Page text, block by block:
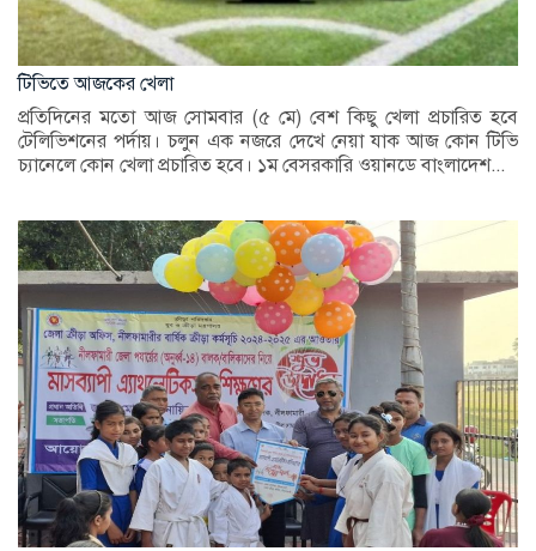
টিভিতে আজকের খেলা
প্রতিদিনের মতো আজ সোমবার (৫ মে) বেশ কিছু খেলা প্রচারিত হবে
টেলিভিশনের পর্দায়। চলুন এক নজরে দেখে নেয়া যাক আজ কোন টিভি
চ্যানেলে কোন খেলা প্রচারিত হবে। ১ম বেসরকারি ওয়ানডে বাংলাদেশ...